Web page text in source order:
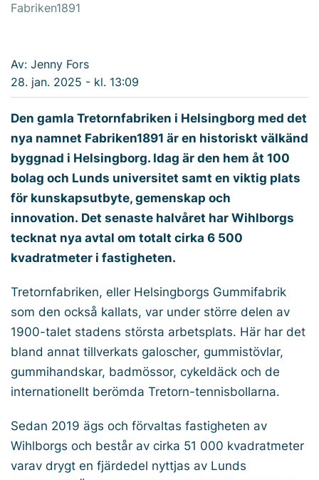
Fabriken1891
Av: Jenny Fors
28. jan. 2025 - kl. 13:09
Den gamla Tretornfabriken i Helsingborg med det
nya namnet Fabriken1891 är en historiskt välkänd
byggnad i Helsingborg. Idag är den hem åt 100
bolag och Lunds universitet samt en viktig plats
för kunskapsutbyte, gemenskap och
innovation. Det senaste halvåret har Wihlborgs
tecknat nya avtal om totalt cirka 6 500
kvadratmeter i fastigheten.
Tretornfabriken, eller Helsingborgs Gummifabrik
som den också kallats, var under större delen av
1900-talet stadens största arbetsplats. Här har det
bland annat tillverkats galoscher, gummistövlar,
gummihandskar, badmössor, cykeldäck och de
internationellt berömda Tretorn-tennisbollarna.
Sedan 2019 ägs och förvaltas fastigheten av
Wihlborgs och består av cirka 51 000 kvadratmeter
varav drygt en fjärdedel nyttjas av Lunds